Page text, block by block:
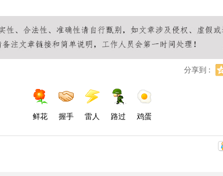
分享到 :
鲜花 握手 雷人 路过 鸡蛋